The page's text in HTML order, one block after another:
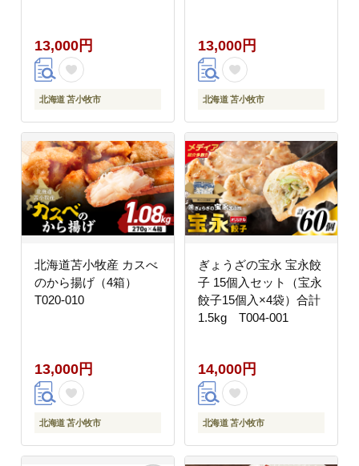
13,000円
北海道 苫小牧市
13,000円
北海道 苫小牧市
北海道苫小牧産 カスべ
のから揚げ（4箱）
T020-010
13,000円
北海道 苫小牧市
ぎょうざの宝永 宝永餃
子 15個入セット（宝永
餃子15個入×4袋）合計
1.5kg T004-001
14,000円
北海道 苫小牧市